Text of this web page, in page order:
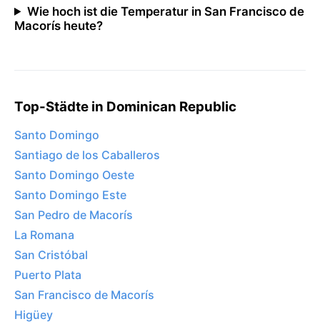
Wie hoch ist die Temperatur in San Francisco de
Macorís heute?
Top-Städte in Dominican Republic
Santo Domingo
Santiago de los Caballeros
Santo Domingo Oeste
Santo Domingo Este
San Pedro de Macorís
La Romana
San Cristóbal
Puerto Plata
San Francisco de Macorís
Higüey